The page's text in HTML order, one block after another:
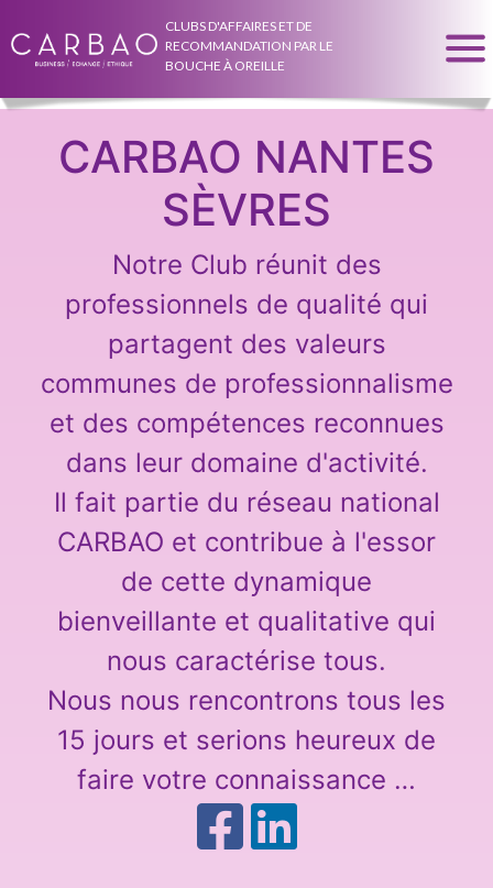
CLUBS D'AFFAIRES ET DE
RECOMMANDATION PAR LE
BOUCHE À OREILLE
CARBAO NANTES
SÈVRES
Notre Club réunit des
professionnels de qualité qui
partagent des valeurs
communes de professionnalisme
et des compétences reconnues
dans leur domaine d'activité.
Il fait partie du réseau national
CARBAO et contribue à l'essor
de cette dynamique
bienveillante et qualitative qui
nous caractérise tous.
Nous nous rencontrons tous les
15 jours et serions heureux de
faire votre connaissance …